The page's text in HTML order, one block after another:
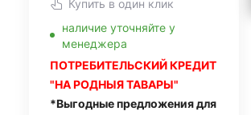
Купить в один клик
наличие уточняйте у
менеджера
ПОТРЕБИТЕЛЬСКИЙ КРЕДИТ
"НА РОДНЫЯ ТАВАРЫ"
*Выгодные предложения для